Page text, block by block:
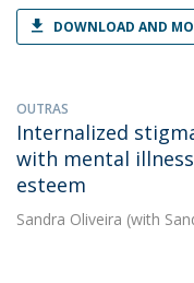
DOWNLOAD AND
OUTRAS
Internalized
with mental
esteem
Sandra Oliveira (with